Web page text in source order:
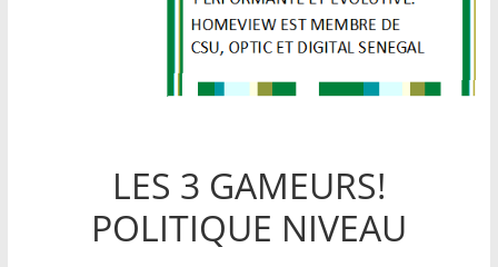
LES 3 GAMEURS!
POLITIQUE NIVEAU